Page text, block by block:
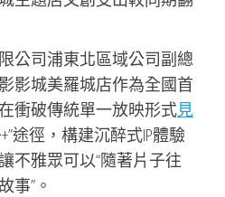
公司浦東北區域公司副總
影城美羅城店作為全國首
衝破傳統單一放映形式見
+”途徑，構建沉醉式IP體驗
不雅眾可以“隨著片子往
事”。